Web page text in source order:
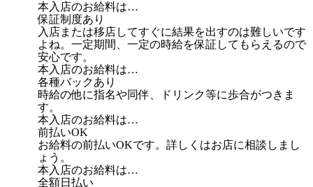
本入店のお給料は…
保証制度あり
入店または移店してすぐに結果を出すのは難しいです
よね。一定期間、一定の時給を保証してもらえるので
安心です。
本入店のお給料は…
各種バックあり
時給の他に指名や同伴、ドリンク等に歩合がつきま
す。
本入店のお給料は…
前払いOK
お給料の前払いOKです。詳しくはお店に相談しまし
ょう。
本入店のお給料は…
全額日払い